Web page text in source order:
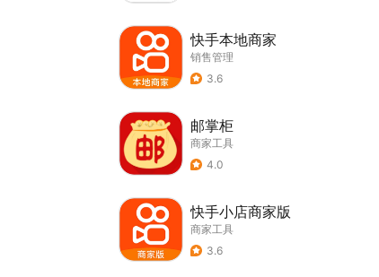
快手本地商家
销售管理
3.6
邮掌柜
商家工具
4.0
快手小店商家版
商家工具
3.6